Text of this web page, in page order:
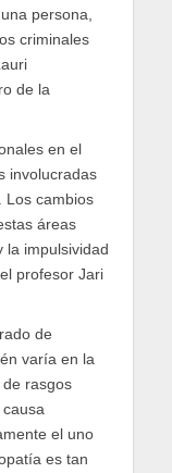
persona,
criminales
de la
en el
involucradas
Los cambios
áreas
la impulsividad
profesor Jari
de
varía en la
rasgos
el uno
es tan